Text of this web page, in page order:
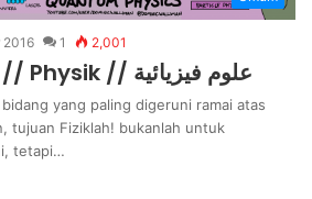
2016 1 2,001
Fizik // Physics // Physik // علوم فيزيائية
yang paling digeruni ramai atas
tujuan Fiziklah! bukanlah untuk
tetapi…